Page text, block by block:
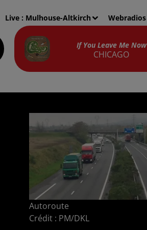
Live : Mulhouse-Altkirch Webradios
If You Leave Me Now
CHICAGO
Autoroute
Crédit : PM/DKL